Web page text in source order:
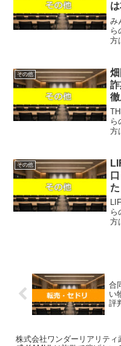
み
ら
方
分
を
その他
ら
方
分
を
その他
た
ら
方
合
い
評
株式会社ワンダーリアリティ